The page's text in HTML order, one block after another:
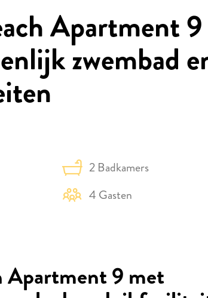
Apartment 9
zwembad
2 Badkamers
4 Gasten
Apartment 9 met